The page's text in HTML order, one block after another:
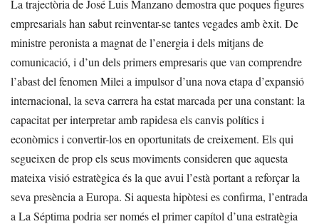
La trajectòria de José Luis Manzano demostra que poques figures
empresarials han sabut reinventar-se tantes vegades amb èxit. De
ministre peronista a magnat de l’energia i dels mitjans de
comunicació, i d’un dels primers empresaris que van comprendre
l’abast del fenomen Milei a impulsor d’una nova etapa d’expansió
internacional, la seva carrera ha estat marcada per una constant: la
capacitat per interpretar amb rapidesa els canvis polítics i
econòmics i convertir-los en oportunitats de creixement. Els qui
segueixen de prop els seus moviments consideren que aquesta
mateixa visió estratègica és la que avui l’està portant a reforçar la
seva presència a Europa. Si aquesta hipòtesi es confirma, l’entrada
a La Séptima podria ser només el primer capítol d’una estratègia